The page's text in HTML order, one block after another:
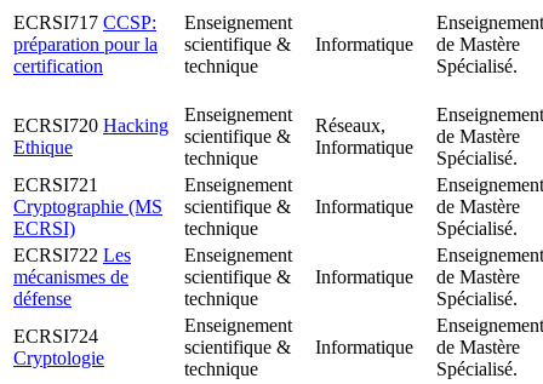
ECRSI717 CCSP:
préparation pour la
certification
Enseignement
scientifique &
technique
Informatique
Enseignement
de Mastère
Spécialisé.
ECRSI720 Hacking
Ethique
Enseignement
scientifique &
technique
Réseaux,
Informatique
Enseignement
de Mastère
Spécialisé.
ECRSI721
Cryptographie (MS
ECRSI)
Enseignement
scientifique &
technique
Informatique
Enseignement
de Mastère
Spécialisé.
ECRSI722 Les
mécanismes de
défense
Enseignement
scientifique &
technique
Informatique
Enseignement
de Mastère
Spécialisé.
ECRSI724
Cryptologie
Enseignement
scientifique &
technique
Informatique
Enseignement
de Mastère
Spécialisé.